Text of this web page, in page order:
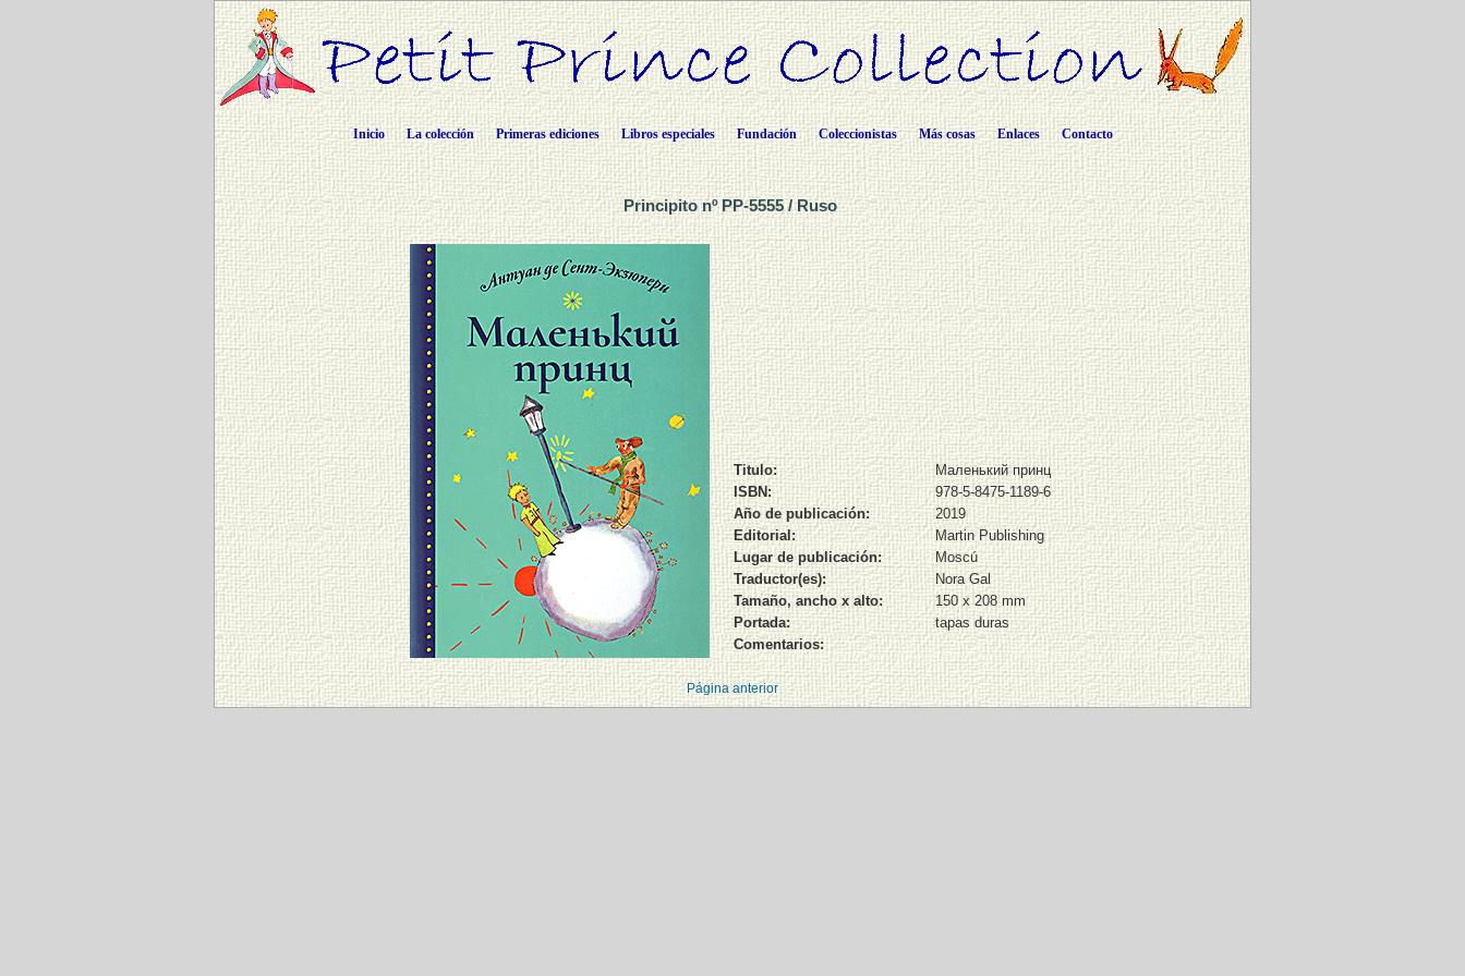
Inicio La colección Primeras ediciones Libros especiales Fundación Coleccionistas Más cosas Enlaces Contacto
Principito nº PP-5555 / Ruso
Titulo:
Маленький принц
ISBN:
978-5-8475-1189-6
Año de publicación:
2019
Editorial:
Martin Publishing
Lugar de publicación:
Moscú
Traductor(es):
Nora Gal
Tamaño, ancho x alto:
150 x 208 mm
Portada:
tapas duras
Comentarios:
Página anterior